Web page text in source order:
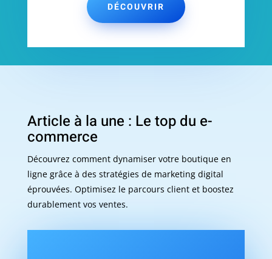
DÉCOUVRIR
Article à la une : Le top du e-
commerce
Découvrez comment dynamiser votre boutique en
ligne grâce à des stratégies de marketing digital
éprouvées. Optimisez le parcours client et boostez
durablement vos ventes.